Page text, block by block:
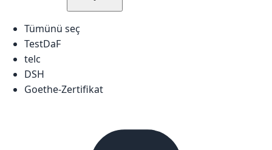
Tümünü seç
TestDaF
telc
DSH
Goethe-Zertifikat